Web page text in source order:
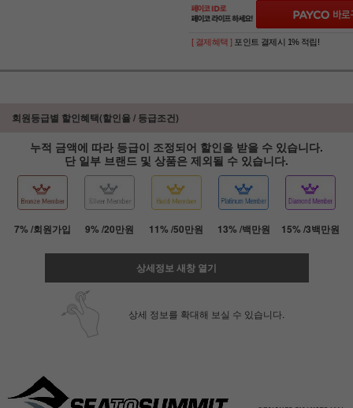
[ 결제혜택 ] 포인트 결제시 1% 적립!
회원등급별 할인혜택(할인율 / 등급조건)
누적 금액에 따라 등급이 조정되어 할인을 받을 수 있습니다.
단 일부 브랜드 및 상품은 제외될 수 있습니다.
7% /회원가입 9% /20만원 11% /50만원 13% /백만원 15% /3백만원
상세정보 새창 열기
상세 정보를 확대해 보실 수 있습니다.